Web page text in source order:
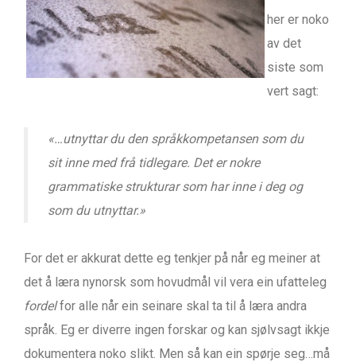
her er noko
av det
siste som
vert sagt:
«…utnyttar du den språkkompetansen som du
sit inne med frå tidlegare. Det er nokre
grammatiske strukturar som har inne i deg og
som du utnyttar.»
For det er akkurat dette eg tenkjer på når eg meiner at
det å læra nynorsk som hovudmål vil vera ein ufatteleg
fordelfor alle når ein seinare skal ta til å læra andra
språk. Eg er diverre ingen forskar og kan sjølvsagt ikkje
dokumentera noko slikt. Men så kan ein spørje seg…må